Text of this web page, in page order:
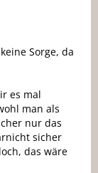
Sorge, da
es mal
man als
nur das
sicher
das wäre